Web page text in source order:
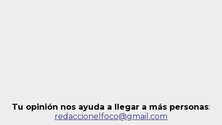
Tu opinión nos ayuda a llegar a más personas:
redaccionelfoco@gmail.com